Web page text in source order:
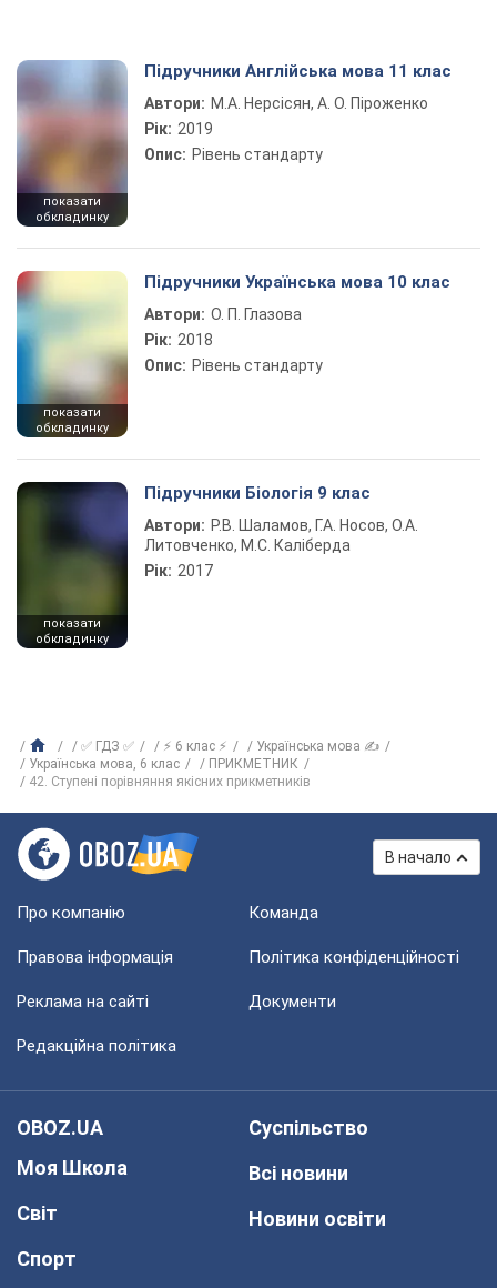
показати
обкладинку
Підручники Англійська мова 11 клас
Автори: М.А. Нерсісян, А. О. Піроженко
Рік: 2019
Опис: Рівень стандарту
показати
обкладинку
Підручники Українська мова 10 клас
Автори: О. П. Глазова
Рік: 2018
Опис: Рівень стандарту
показати
обкладинку
Підручники Біологія 9 клас
Автори: Р.В. Шаламов, Г.А. Носов, О.А.
Литовченко, М.С. Каліберда
Рік: 2017
✅ ГДЗ ✅ ⚡ 6 клас ⚡
Українська мова ✍
Українська мова, 6 клас
ПРИКМЕТНИК
42. Ступені порівняння якісних прикметників
В начало
Про компанію Команда
Правова інформація Політика конфіденційності
Реклама на сайті Документи
Редакційна політика
OBOZ.UA
Моя Школа
Світ
Спорт
Суспільство
Всі новини
Новини освіти